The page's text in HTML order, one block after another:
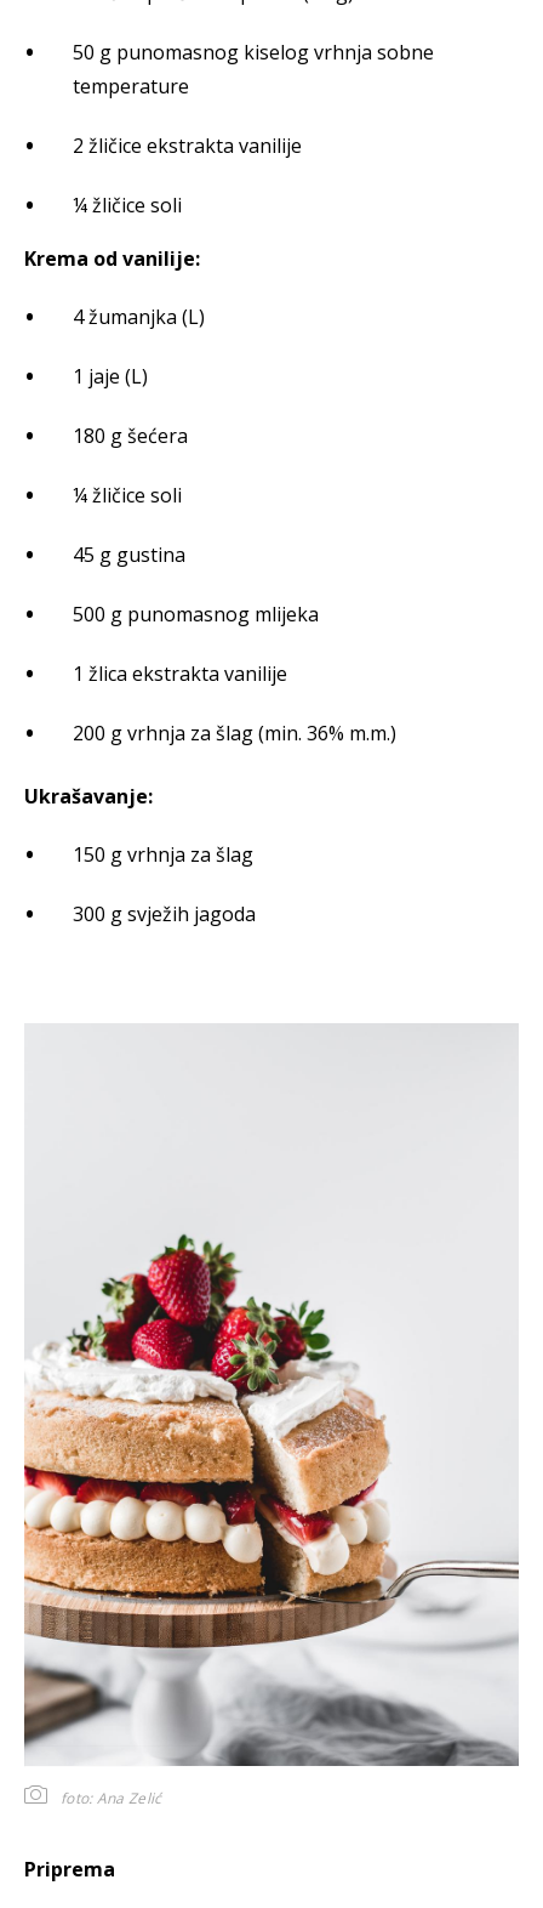
50 g punomasnog kiselog vrhnja sobne
temperature
2 žličice ekstrakta vanilije
¼ žličice soli
Krema od vanilije:
4 žumanjka (L)
1 jaje (L)
180 g šećera
¼ žličice soli
45 g gustina
500 g punomasnog mlijeka
1 žlica ekstrakta vanilije
200 g vrhnja za šlag (min. 36% m.m.)
Ukrašavanje:
150 g vrhnja za šlag
300 g svježih jagoda
foto: Ana Zelić
Priprema